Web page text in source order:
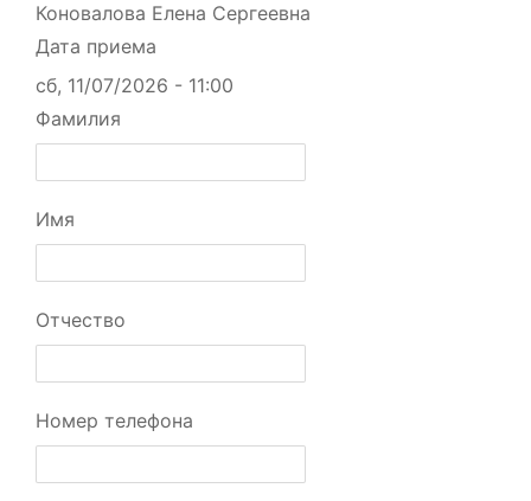
Коновалова Елена Сергеевна
Дата приема
сб, 11/07/2026 - 11:00
Фамилия
Имя
Отчество
Номер телефона